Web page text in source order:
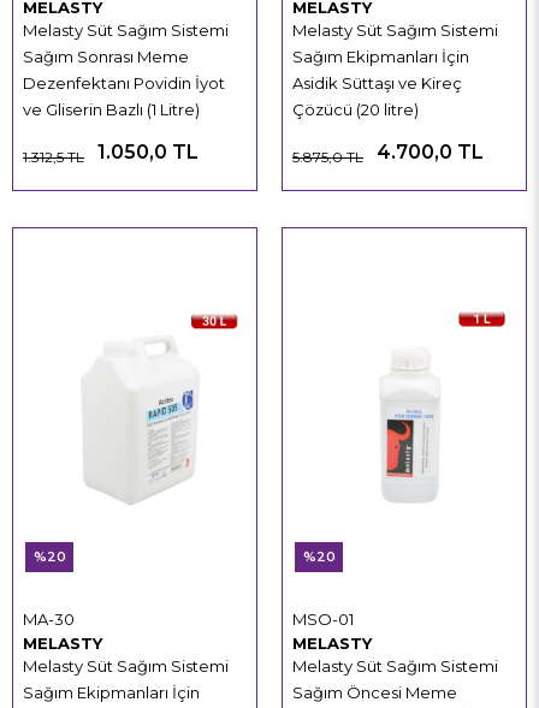
MELASTY
Melasty Süt Sağım Sistemi
Sağım Sonrası Meme
Dezenfektanı Povidin İyot
ve Gliserin Bazlı (1 Litre)
1.050,0 TL
1.312,5 TL
MELASTY
Melasty Süt Sağım Sistemi
Sağım Ekipmanları İçin
Asidik Süttaşı ve Kireç
Çözücü (20 litre)
4.700,0 TL
5.875,0 TL
MELASTY
Melasty Süt Sağım Sistemi
Sağım Ekipmanları İçin
MA-30
%20
MELASTY
Melasty Süt Sağım Sistemi
Sağım Öncesi Meme
MSO-01
%20